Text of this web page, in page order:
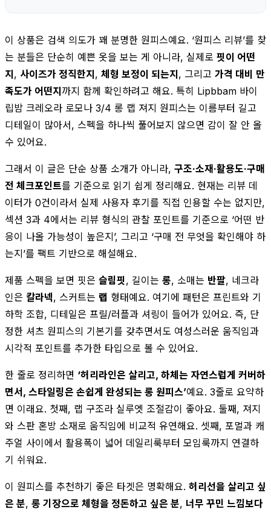
이 상품은 검색 의도가 꽤 분명한 원피스예요. ‘원피스 리뷰’를 찾
는 분들은 단순히 예쁜 옷을 보는 게 아니라, 실제로 핏이 어떤
지, 사이즈가 정직한지, 체형 보정이 되는지, 그리고 가격 대비 만
족도가 어떤지까지 함께 확인하려고 해요. 특히 Lipbbam 바이
립밤 크레오라 로모나 3/4 롱 랩 져지 원피스는 이름부터 길고
디테일이 많아서, 스펙을 하나씩 풀어보지 않으면 감이 잘 안 올
수 있어요.
그래서 이 글은 단순 상품 소개가 아니라, 구조·소재·활용도·구매
전 체크포인트를 기준으로 읽기 쉽게 정리해요. 현재는 리뷰 데
이터가 0건이라서 실제 사용자 후기를 직접 인용할 수는 없지만,
섹션 3과 4에서는 리뷰 형식의 관찰 포인트를 기준으로 ‘어떤 반
응이 나올 가능성이 높은지’, 그리고 ‘구매 전 무엇을 확인해야 하
는지’를 팩트 기반으로 해설해요.
제품 스펙을 보면 핏은 슬림핏, 길이는 롱, 소매는 반팔, 네크라
인은 칼라넥, 스커트는 랩 형태예요. 여기에 패턴은 프린트와 기
하학 조합, 디테일은 프릴/러플과 셔링이 들어가 있어요. 즉, 단
정한 셔츠 원피스의 기본기를 갖추면서도 여성스러운 움직임과
시각적 포인트를 추가한 타입으로 볼 수 있어요.
한 줄로 정리하면 ‘허리라인은 살리고, 하체는 자연스럽게 커버하
면서, 스타일링은 손쉽게 완성되는 롱 원피스’예요. 3줄로 요약하
면 이래요. 첫째, 랩 구조라 실루엣 조절감이 좋아요. 둘째, 져지
와 스판 혼방 소재로 움직임에 비교적 유연해요. 셋째, 포멀과 캐
주얼 사이에서 활용폭이 넓어 데일리룩부터 모임룩까지 연결하
기 쉬워요.
이 원피스를 추천하기 좋은 타겟은 명확해요. 허리선을 살리고 싶
은 분, 롱 기장으로 체형을 정돈하고 싶은 분, 너무 꾸민 느낌보다